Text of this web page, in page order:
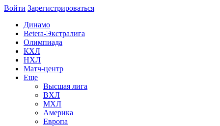
Войти Зарегиcтрироваться
Динамо
Betera-Экстралига
Олимпиада
КХЛ
НХЛ
Матч-центр
Еще
Высшая лига
ВХЛ
МХЛ
Америка
Европа